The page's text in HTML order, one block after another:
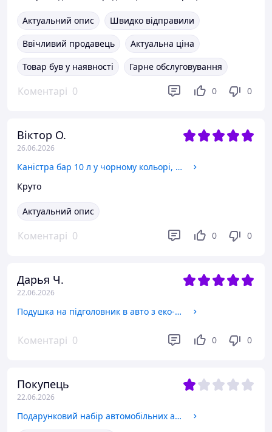
Актуальний опис
Швидко відправили
Ввічливий продавець
Актуальна ціна
Товар був у наявності
Гарне обслуговування
Коментарі 0 0 0
Віктор О.
26.06.2026
Каністра бар 10 л у чорному кольорі, подарунок військовому, чоловікові, шефу, командиру
Круто
Актуальний опис
Коментарі 0 0 0
Дарья Ч.
22.06.2026
Подушка на підголовник в авто з еко-шкіри «MONACO» чорний/чорний
Коментарі 0 0 0
Покупець
22.06.2026
Подарунковий набір автомобільних ароматизаторів в машину Volkswagen